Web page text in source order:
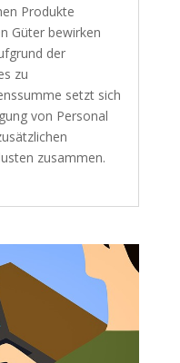
Produkte
Güter bewirken
der
zu
setzt sich
von Personal
zusammen.